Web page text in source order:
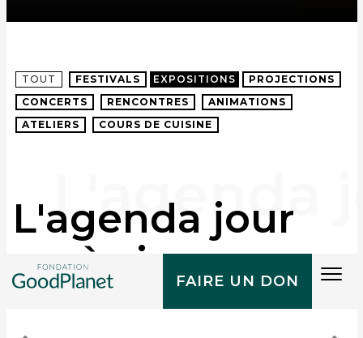
FAIRE UN DON
TOUT FESTIVALS EXPOSITIONS
PROJECTIONS
CONCERTS
RENCONTRES
ANIMATIONS
ATELIERS
COURS DE CUISINE
L'agenda jour
après jour